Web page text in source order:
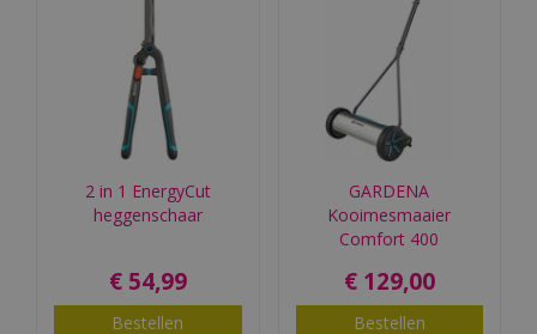
2 in 1 EnergyCut
heggenschaar
€ 54,99
Bestellen
GARDENA
Kooimesmaaier
Comfort 400
€ 129,00
Bestellen